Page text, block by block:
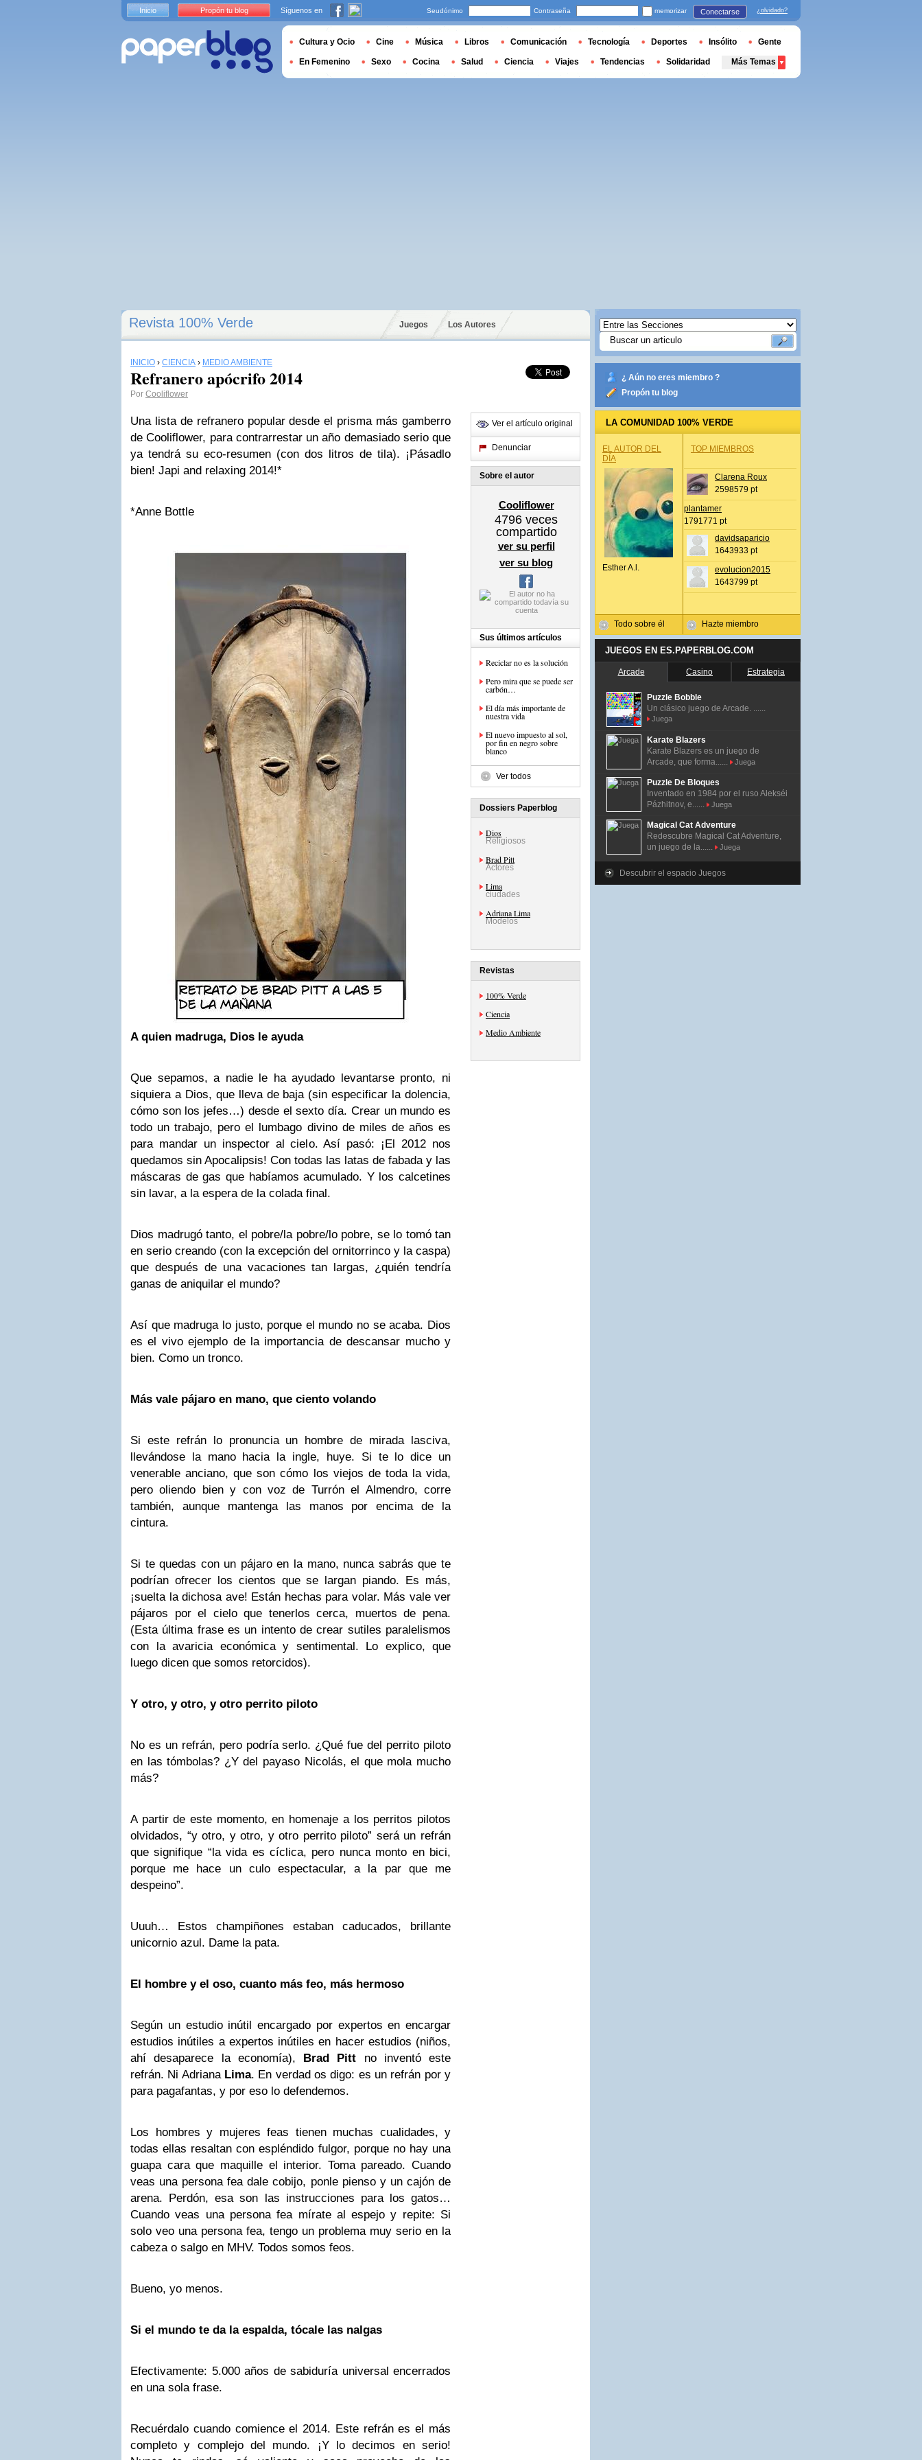
Revista 100% Verde Juegos Los Autores
INICIO › CIENCIA › MEDIO AMBIENTE
Refranero apócrifo 2014
Por Cooliflower
Una lista de refranero popular desde el prisma más gamberro
de Cooliflower, para contrarrestar un año demasiado serio que
ya tendrá su eco-resumen (con dos litros de tila). ¡Pásadlo
bien! Japi and relaxing 2014!*
*Anne Bottle
A quien madruga, Dios le ayuda
Que sepamos, a nadie le ha ayudado levantarse pronto, ni
siquiera a Dios, que lleva de baja (sin especificar la dolencia,
cómo son los jefes…) desde el sexto día. Crear un mundo es
todo un trabajo, pero el lumbago divino de miles de años es
para mandar un inspector al cielo. Así pasó: ¡El 2012 nos
quedamos sin Apocalipsis! Con todas las latas de fabada y las
máscaras de gas que habíamos acumulado. Y los calcetines
sin lavar, a la espera de la colada final.
Dios madrugó tanto, el pobre/la pobre/lo pobre, se lo tomó tan
en serio creando (con la excepción del ornitorrinco y la caspa)
que después de una vacaciones tan largas, ¿quién tendría
ganas de aniquilar el mundo?
Así que madruga lo justo, porque el mundo no se acaba. Dios
es el vivo ejemplo de la importancia de descansar mucho y
bien. Como un tronco.
Más vale pájaro en mano, que ciento volando
Si este refrán lo pronuncia un hombre de mirada lasciva,
llevándose la mano hacia la ingle, huye. Si te lo dice un
venerable anciano, que son cómo los viejos de toda la vida,
pero oliendo bien y con voz de Turrón el Almendro, corre
también, aunque mantenga las manos por encima de la
cintura.
Si te quedas con un pájaro en la mano, nunca sabrás que te
podrían ofrecer los cientos que se largan piando. Es más,
¡suelta la dichosa ave! Están hechas para volar. Más vale ver
pájaros por el cielo que tenerlos cerca, muertos de pena.
(Esta última frase es un intento de crear sutiles paralelismos
con la avaricia económica y sentimental. Lo explico, que
luego dicen que somos retorcidos).
Y otro, y otro, y otro perrito piloto
No es un refrán, pero podría serlo. ¿Qué fue del perrito piloto
en las tómbolas? ¿Y del payaso Nicolás, el que mola mucho
más?
A partir de este momento, en homenaje a los perritos pilotos
olvidados, “y otro, y otro, y otro perrito piloto” será un refrán
que signifique “la vida es cíclica, pero nunca monto en bici,
porque me hace un culo espectacular, a la par que me
despeino”.
Uuuh… Estos champiñones estaban caducados, brillante
unicornio azul. Dame la pata.
El hombre y el oso, cuanto más feo, más hermoso
Según un estudio inútil encargado por expertos en encargar
estudios inútiles a expertos inútiles en hacer estudios (niños,
ahí desaparece la economía), Brad Pitt no inventó este
refrán. Ni Adriana Lima. En verdad os digo: es un refrán por y
para pagafantas, y por eso lo defendemos.
Los hombres y mujeres feas tienen muchas cualidades, y
todas ellas resaltan con espléndido fulgor, porque no hay una
guapa cara que maquille el interior. Toma pareado. Cuando
veas una persona fea dale cobijo, ponle pienso y un cajón de
arena. Perdón, esa son las instrucciones para los gatos…
Cuando veas una persona fea mírate al espejo y repite: Si
solo veo una persona fea, tengo un problema muy serio en la
cabeza o salgo en MHV. Todos somos feos.
Bueno, yo menos.
Si el mundo te da la espalda, tócale las nalgas
Efectivamente: 5.000 años de sabiduría universal encerrados
en una sola frase.
Recuérdalo cuando comience el 2014. Este refrán es el más
completo y complejo del mundo. ¡Y lo decimos en serio!
Ver el artículo original
Denunciar
Sobre el autor
Cooliflower
4796 veces
compartido
ver su perfil
ver su blog
Sus últimos artículos
Reciclar no es la solución
Pero mira que se puede ser
carbón…
El día más importante de
nuestra vida
El nuevo impuesto al sol,
por fin en negro sobre
blanco
Ver todos
Dossiers Paperblog
Dios
Religiosos
Brad Pitt
Actores
Lima
ciudades
Adriana Lima
Modelos
Revistas
100% Verde
Ciencia
Medio Ambiente
¿ Aún no eres miembro ?
Propón tu blog
LA COMUNIDAD 100% VERDE
EL AUTOR DEL
DÍA
Esther A.l.
Todo sobre él
TOP MIEMBROS
Clarena Roux
2598579 pt
plantamer
1791771 pt
davidsaparicio
1643933 pt
evolucion2015
1643799 pt
Hazte miembro
JUEGOS EN ES.PAPERBLOG.COM
Arcade Casino Estrategia
Puzzle Bobble
Un clásico juego de Arcade. ......
Juega
Karate Blazers
Karate Blazers es un juego de
Arcade, que forma......
Juega
Puzzle De Bloques
Inventado en 1984 por el ruso Alekséi
Pázhitnov, e......
Juega
Magical Cat Adventure
Redescubre Magical Cat Adventure,
un juego de la......
Juega
Descubrir el espacio Juegos
Inicio Propón tu blog Síguenos en Seudónimo Contraseña memorizar Conectarse ¿olvidado?
Cultura y Ocio Cine Música Libros Comunicación Tecnología Deportes Insólito Gente
En Femenino Sexo Cocina Salud Ciencia Viajes Tendencias Solidaridad Más Temas